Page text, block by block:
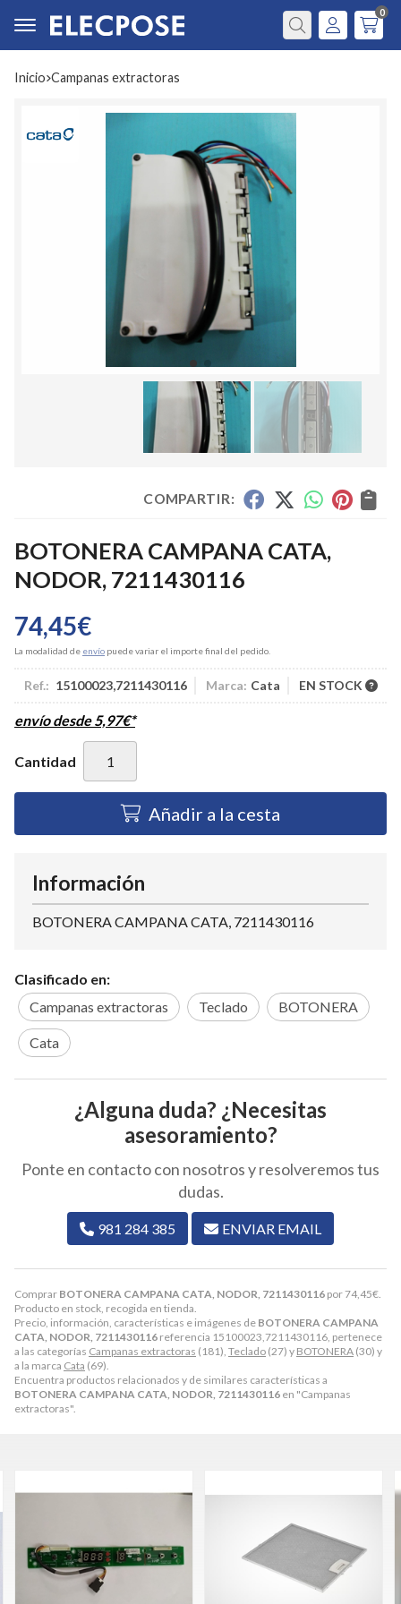
Buscar
0
Inicio campanas extractoras
COMPARTIR:
BOTONERA CAMPANA CATA,
NODOR, 7211430116
74,45€
La modalidad de envío puede variar el importe final del pedido.
Ref.: 15100023,7211430116 Marca: Cata EN STOCK
envío desde5,97€*
Cantidad
Añadir a la cesta
Comprar BOTONERA CAMPANA CATA, NODOR, 7211430116 por74,45€
Producto en stock, recogida en tienda.
Precio, información, características e imágenes de BOTONERA CAMPANA
CATA, NODOR, 7211430116 referencia 15100023,7211430116, pertenece
a las categorías Campanas extractoras (181), Teclado (27) y BOTONERA (30) y
a la marca Cata (69).
Encuentra productos relacionados y de similares características a
BOTONERA CAMPANA CATA, NODOR, 7211430116 en "Campanas
extractoras".
Información
BOTONERA CAMPANA CATA, 7211430116
Clasificado en:
Campanas extractoras
Teclado BOTONERA
Cata
¿Alguna duda? ¿Necesitas
asesoramiento?
Ponte en contacto con nosotros y resolveremos tus
dudas.
981 284 385 ENVIAR EMAIL